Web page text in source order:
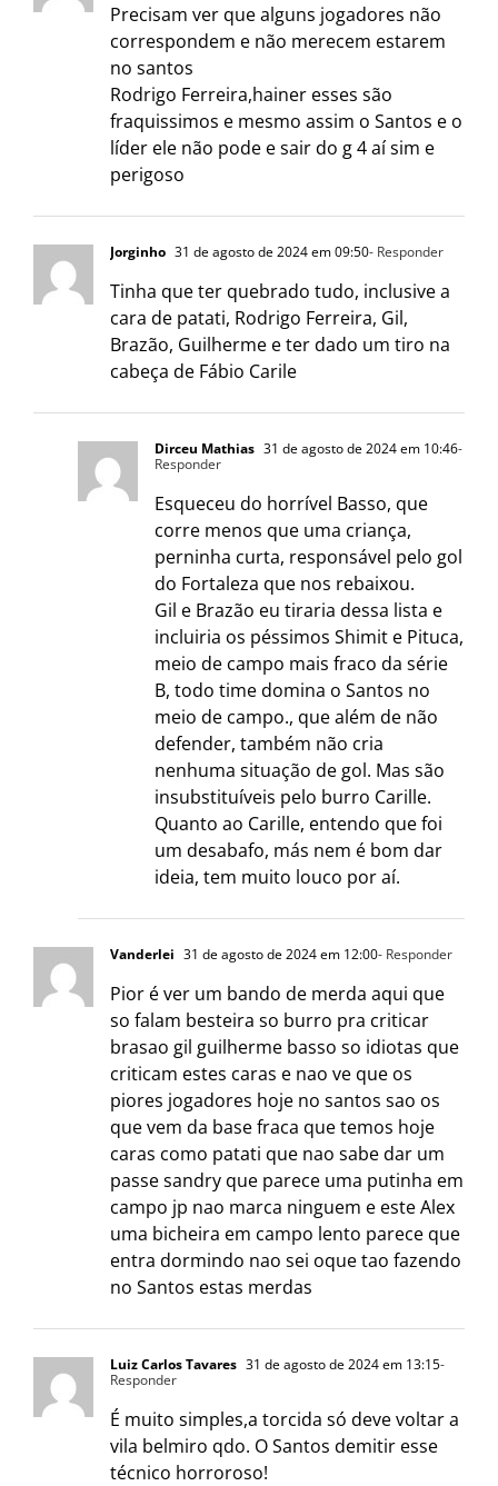
Precisam ver que alguns jogadores não
correspondem e não merecem estarem
no santos
Rodrigo Ferreira,hainer esses são
fraquissimos e mesmo assim o Santos e o
líder ele não pode e sair do g 4 aí sim e
perigoso
Jorginho 31 de agosto de 2024 em 09:50- Responder
Tinha que ter quebrado tudo, inclusive a
cara de patati, Rodrigo Ferreira, Gil,
Brazão, Guilherme e ter dado um tiro na
cabeça de Fábio Carile
Dirceu Mathias 31 de agosto de 2024 em 10:46-
Responder
Esqueceu do horrível Basso, que
corre menos que uma criança,
perninha curta, responsável pelo gol
do Fortaleza que nos rebaixou.
Gil e Brazão eu tiraria dessa lista e
incluiria os péssimos Shimit e Pituca,
meio de campo mais fraco da série
B, todo time domina o Santos no
meio de campo., que além de não
defender, também não cria
nenhuma situação de gol. Mas são
insubstituíveis pelo burro Carille.
Quanto ao Carille, entendo que foi
um desabafo, más nem é bom dar
ideia, tem muito louco por aí.
Vanderlei 31 de agosto de 2024 em 12:00- Responder
Pior é ver um bando de merda aqui que
so falam besteira so burro pra criticar
brasao gil guilherme basso so idiotas que
criticam estes caras e nao ve que os
piores jogadores hoje no santos sao os
que vem da base fraca que temos hoje
caras como patati que nao sabe dar um
passe sandry que parece uma putinha em
campo jp nao marca ninguem e este Alex
uma bicheira em campo lento parece que
entra dormindo nao sei oque tao fazendo
no Santos estas merdas
Luiz Carlos Tavares 31 de agosto de 2024 em 13:15-
Responder
É muito simples,a torcida só deve voltar a
vila belmiro qdo. O Santos demitir esse
técnico horroroso!